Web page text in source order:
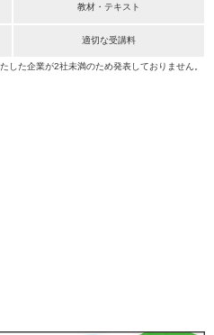
教材・テキスト
適切な受講料
た企業が2社未満のため発表しておりません。